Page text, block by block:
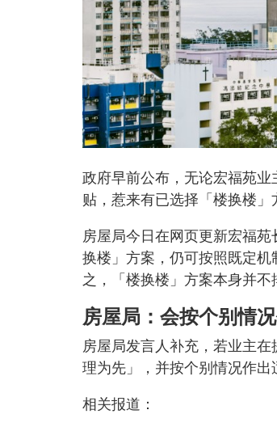
政府早前公布，无论宏福苑
贴，惹来有已选择「楼换楼」
房屋局今日在网页更新宏福
换楼」方案，仍可按照既定
之，「楼换楼」方案本身并不
房屋局：会按个别情
房屋局发言人补充，若业主
理为先」，并按个别情况作出
相关报道：